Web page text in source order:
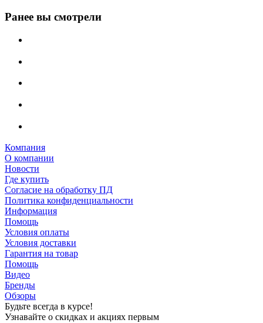
Ранее вы смотрели
Компания
О компании
Новости
Где купить
Согласие на обработку ПД
Политика конфиденциальности
Информация
Помощь
Условия оплаты
Условия доставки
Гарантия на товар
Помощь
Видео
Бренды
Обзоры
Будьте всегда в курсе!
Узнавайте о скидках и акциях первым